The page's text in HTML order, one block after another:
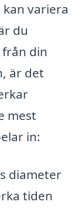
variera
du
din
är det
mest
in:
diameter
tiden